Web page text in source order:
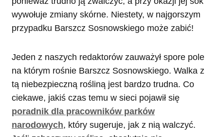
wywołuje zmiany skórne. Niestety, w najgorszym
przypadku Barszcz Sosnowskiego może zabić!
Jeden z naszych redaktorów zauważył spore pole
na którym rośnie Barszcz Sosnowskiego. Walka z
tą niebezpieczną rośliną jest bardzo trudna. Co
ciekawe, jakiś czas temu w sieci pojawił się
poradnik dla pracowników parków
narodowych, który sugeruje, jak z nią walczyć.